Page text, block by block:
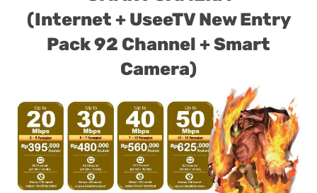
(Internet + UseeTV New Entry
Pack 92 Channel + Smart
Camera)